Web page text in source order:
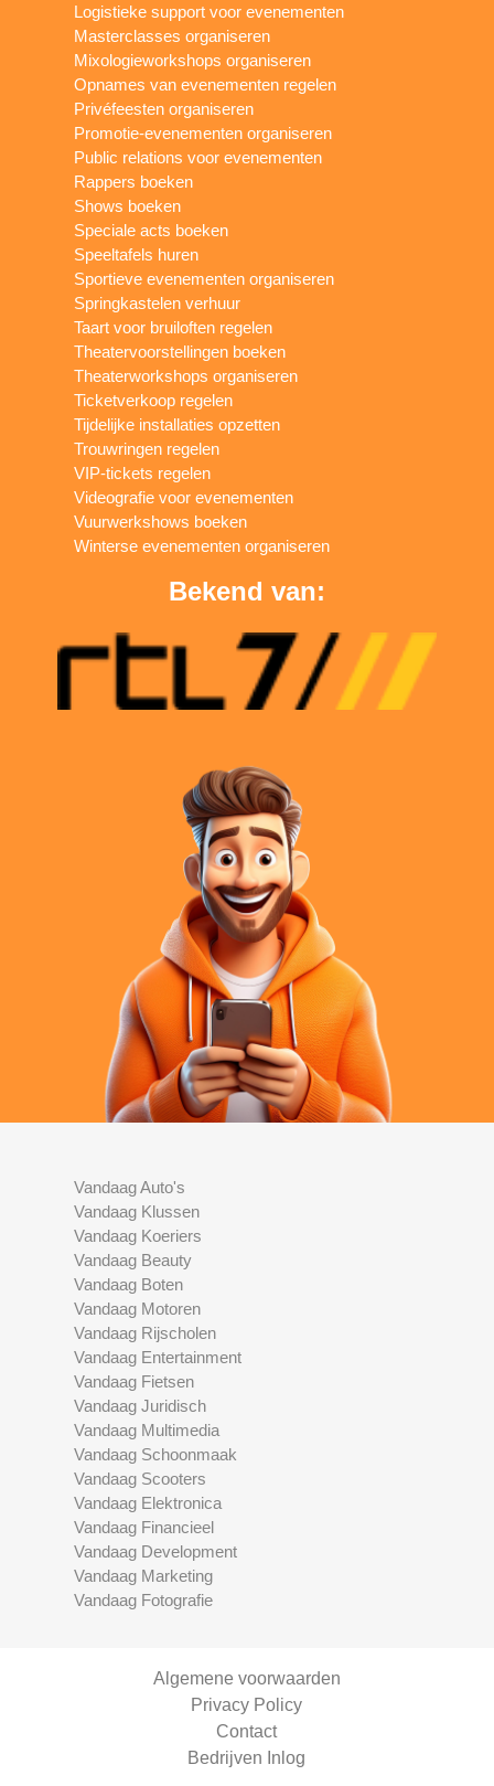
Logistieke support voor evenementen
Masterclasses organiseren
Mixologieworkshops organiseren
Opnames van evenementen regelen
Privéfeesten organiseren
Promotie-evenementen organiseren
Public relations voor evenementen
Rappers boeken
Shows boeken
Speciale acts boeken
Speeltafels huren
Sportieve evenementen organiseren
Springkastelen verhuur
Taart voor bruiloften regelen
Theatervoorstellingen boeken
Theaterworkshops organiseren
Ticketverkoop regelen
Tijdelijke installaties opzetten
Trouwringen regelen
VIP-tickets regelen
Videografie voor evenementen
Vuurwerkshows boeken
Winterse evenementen organiseren
Bekend van:
Vandaag Auto's
Vandaag Klussen
Vandaag Koeriers
Vandaag Beauty
Vandaag Boten
Vandaag Motoren
Vandaag Rijscholen
Vandaag Entertainment
Vandaag Fietsen
Vandaag Juridisch
Vandaag Multimedia
Vandaag Schoonmaak
Vandaag Scooters
Vandaag Elektronica
Vandaag Financieel
Vandaag Development
Vandaag Marketing
Vandaag Fotografie
Algemene voorwaarden
Privacy Policy
Contact
Bedrijven Inlog